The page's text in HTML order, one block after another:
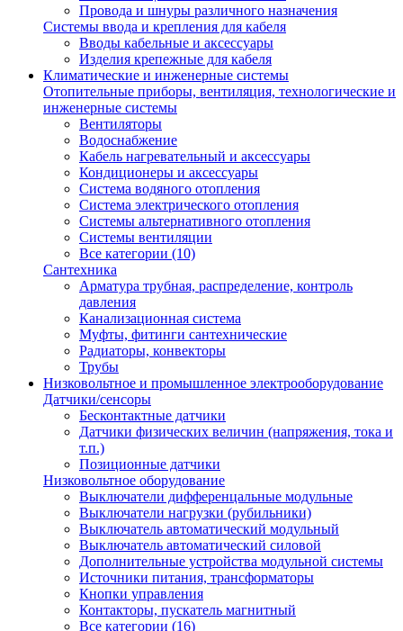
Провода и шнуры различного назначения
Системы ввода и крепления для кабеля
Вводы кабельные и аксессуары
Изделия крепежные для кабеля
Климатические и инженерные системы
Отопительные приборы, вентиляция, технологические и
инженерные системы
Вентиляторы
Водоснабжение
Кабель нагревательный и аксессуары
Кондиционеры и аксессуары
Система водяного отопления
Система электрического отопления
Системы альтернативного отопления
Системы вентиляции
Все категории (10)
Сантехника
Арматура трубная, распределение, контроль
давления
Канализационная система
Муфты, фитинги сантехнические
Радиаторы, конвекторы
Трубы
Низковольтное и промышленное электрооборудование
Датчики/сенсоры
Бесконтактные датчики
Датчики физических величин (напряжения, тока и
т.п.)
Позиционные датчики
Низковольтное оборудование
Выключатели дифференцальные модульные
Выключатели нагрузки (рубильники)
Выключатель автоматический модульный
Выключатель автоматический силовой
Дополнительные устройства модульной системы
Источники питания, трансформаторы
Кнопки управления
Контакторы, пускатель магнитный
Все категории (16)